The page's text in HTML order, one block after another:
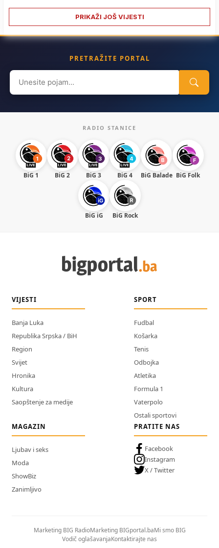
PRIKAŽI JOŠ VIJESTI
PRETRAŽITE PORTAL
Search
for:
RADIO STANICE
BiG 1 BiG 2 BiG 3 BiG 4 BiG Balade BiG Folk
BiG iG BiG Rock
VIJESTI
Banja Luka
Republika Srpska / BiH
Region
Svijet
Hronika
Kultura
Saopštenje za medije
SPORT
Fudbal
Košarka
Tenis
Odbojka
Atletika
Formula 1
Vaterpolo
Ostali sportovi
MAGAZIN
Ljubav i seks
Moda
ShowBiz
Zanimljivo
PRATITE NAS
Facebook
Instagram
X / Twitter
Marketing BIG RadioMarketing BIGportal.baMi smo BIG
Vodič oglašavanjaKontaktirajte nas